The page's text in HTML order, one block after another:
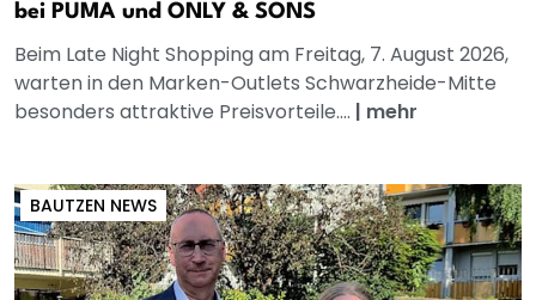
bei PUMA und ONLY & SONS
Beim Late Night Shopping am Freitag, 7. August 2026,
warten in den Marken-Outlets Schwarzheide-Mitte
besonders attraktive Preisvorteile.... | mehr
BAUTZEN NEWS